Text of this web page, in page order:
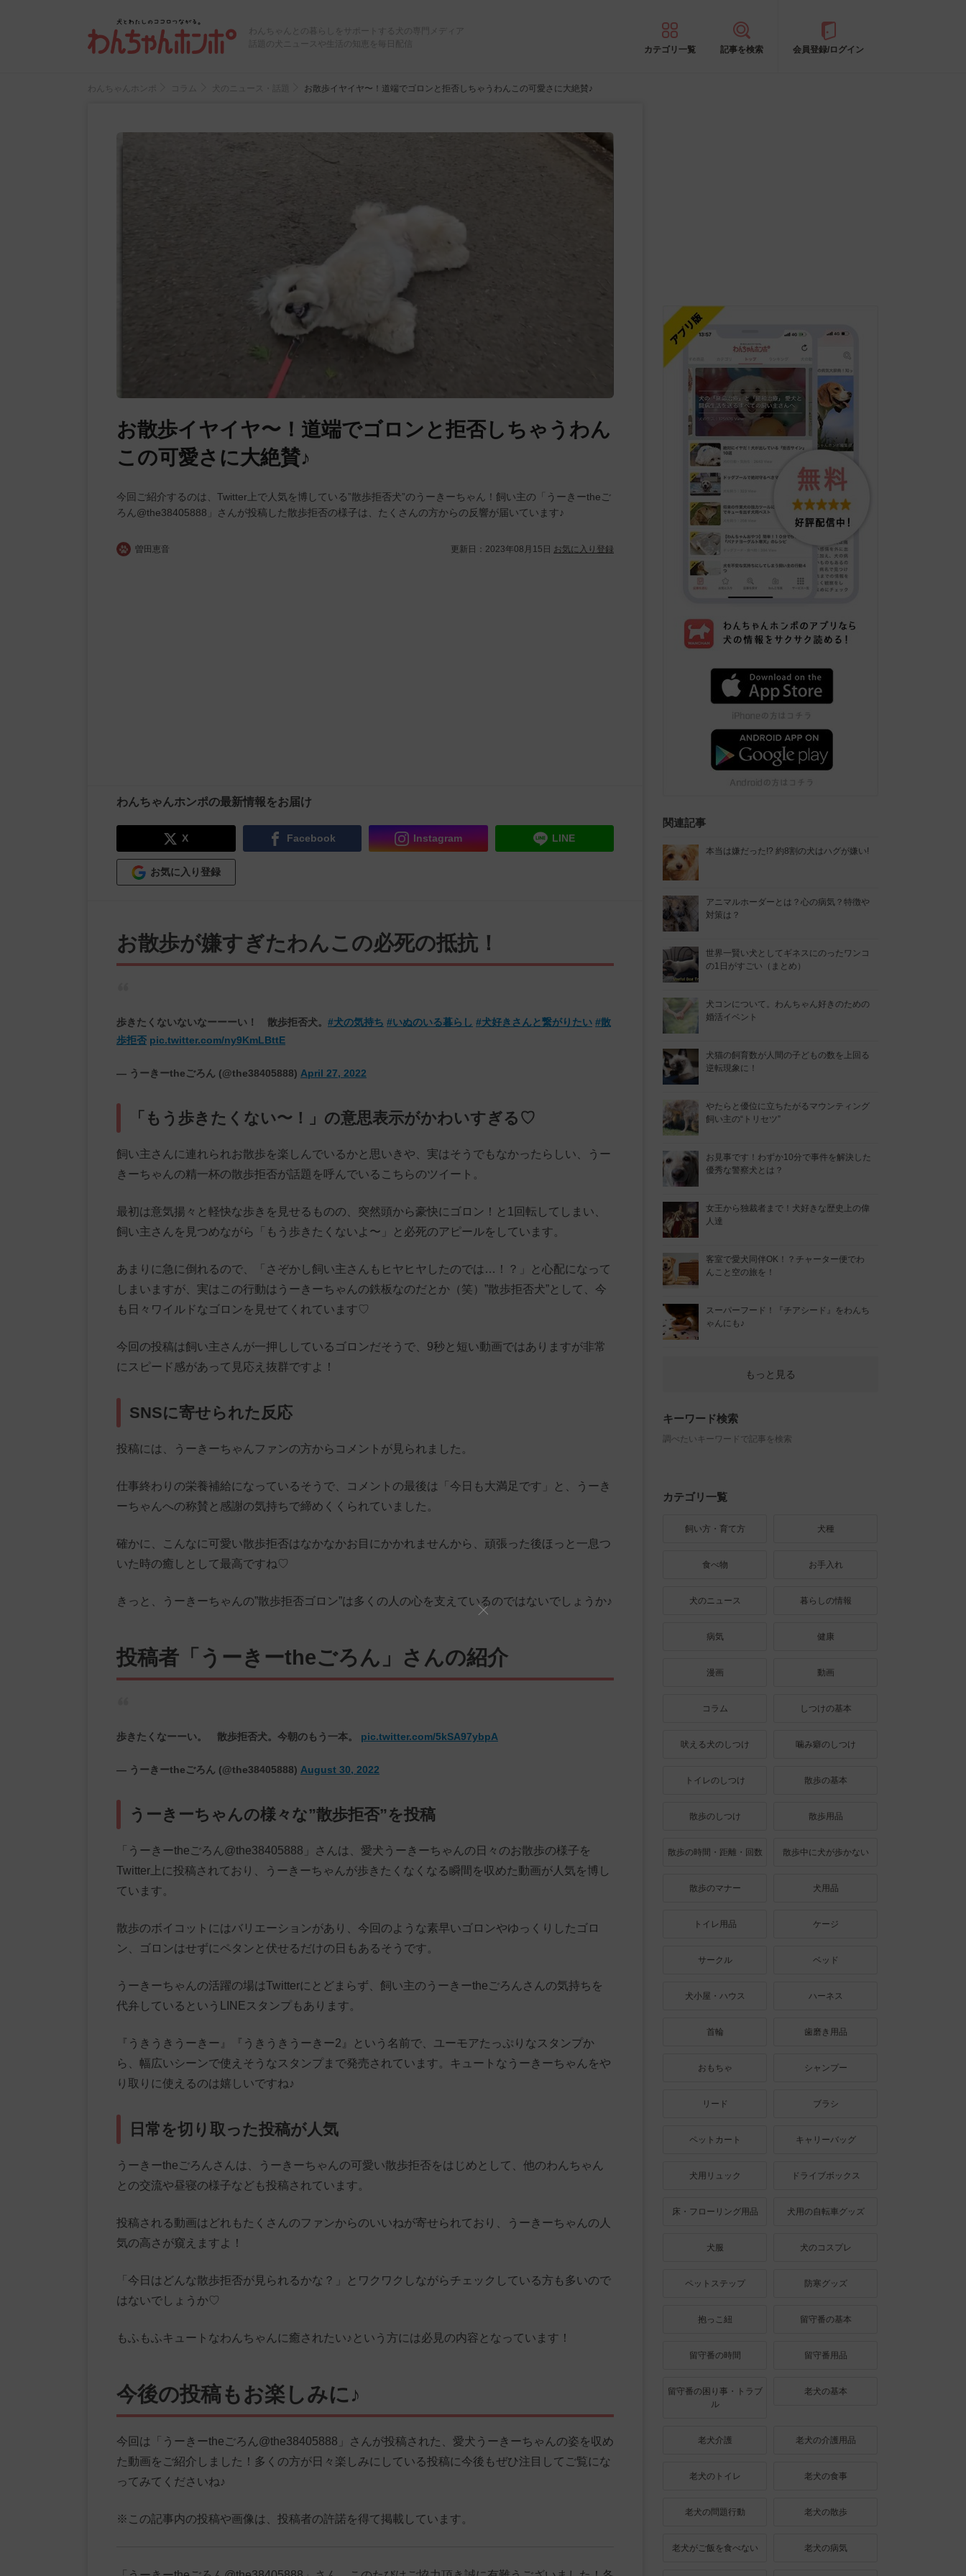
わんちゃんとの暮らしをサポートする犬の専門メディア
話題の犬ニュースや生活の知恵を毎日配信
カテゴリ一覧 記事を検索 会員登録/ログイン
わんちゃんホンポ コラム 犬のニュース・話題 お散歩イヤイヤ〜！道端でゴロンと拒否しちゃうわんこの可愛さに大絶賛♪
お散歩イヤイヤ〜！道端でゴロンと拒否しちゃうわん
この可愛さに大絶賛♪
今回ご紹介するのは、Twitter上で人気を博している”散歩拒否犬”のうーきーちゃん！飼い主の「うーきーtheご
ろん@the38405888」さんが投稿した散歩拒否の様子は、たくさんの方からの反響が届いています♪
曽田恵音 更新日： 2023年08月15日 お気に入り登録
わんちゃんホンポの最新情報をお届け
X Facebook Instagram LINE
お気に入り登録
お散歩が嫌すぎたわんこの必死の抵抗！
歩きたくないないなーーーい！ 散歩拒否犬。 #犬の気持ち #いぬのいる暮らし #犬好きさんと繋がりたい #散
歩拒否 pic.twitter.com/ny9KmLBttE
— うーきーtheごろん (@the38405888) April 27, 2022
「もう歩きたくない〜！」の意思表示がかわいすぎる♡
飼い主さんに連れられお散歩を楽しんでいるかと思いきや、実はそうでもなかったらしい、うー
きーちゃんの精一杯の散歩拒否が話題を呼んでいるこちらのツイート。
最初は意気揚々と軽快な歩きを見せるものの、突然頭から豪快にゴロン！と1回転してしまい、
飼い主さんを見つめながら「もう歩きたくないよ〜」と必死のアピールをしています。
あまりに急に倒れるので、「さぞかし飼い主さんもヒヤヒヤしたのでは…！？」と心配になって
しまいますが、実はこの行動はうーきーちゃんの鉄板なのだとか（笑）”散歩拒否犬”として、今
も日々ワイルドなゴロンを見せてくれています♡
今回の投稿は飼い主さんが一押ししているゴロンだそうで、9秒と短い動画ではありますが非常
にスピード感があって見応え抜群ですよ！
SNSに寄せられた反応
投稿には、うーきーちゃんファンの方からコメントが見られました。
仕事終わりの栄養補給になっているそうで、コメントの最後は「今日も大満足です」と、うーき
ーちゃんへの称賛と感謝の気持ちで締めくくられていました。
確かに、こんなに可愛い散歩拒否はなかなかお目にかかれませんから、頑張った後ほっと一息つ
いた時の癒しとして最高ですね♡
きっと、うーきーちゃんの”散歩拒否ゴロン”は多くの人の心を支えているのではないでしょうか♪
投稿者「うーきーtheごろん」さんの紹介
歩きたくなーーい。 散歩拒否犬。今朝のもう一本。 pic.twitter.com/5kSA97ybpA
— うーきーtheごろん (@the38405888) August 30, 2022
うーきーちゃんの様々な”散歩拒否”を投稿
「うーきーtheごろん@the38405888」さんは、愛犬うーきーちゃんの日々のお散歩の様子を
Twitter上に投稿されており、うーきーちゃんが歩きたくなくなる瞬間を収めた動画が人気を博し
ています。
散歩のボイコットにはバリエーションがあり、今回のような素早いゴロンやゆっくりしたゴロ
ン、ゴロンはせずにペタンと伏せるだけの日もあるそうです。
うーきーちゃんの活躍の場はTwitterにとどまらず、飼い主のうーきーtheごろんさんの気持ちを
代弁しているというLINEスタンプもあります。
『うきうきうーきー』『うきうきうーきー2』という名前で、ユーモアたっぷりなスタンプか
ら、幅広いシーンで使えそうなスタンプまで発売されています。キュートなうーきーちゃんをや
り取りに使えるのは嬉しいですね♪
日常を切り取った投稿が人気
うーきーtheごろんさんは、うーきーちゃんの可愛い散歩拒否をはじめとして、他のわんちゃん
との交流や昼寝の様子なども投稿されています。
投稿される動画はどれもたくさんのファンからのいいねが寄せられており、うーきーちゃんの人
気の高さが窺えますよ！
「今日はどんな散歩拒否が見られるかな？」とワクワクしながらチェックしている方も多いので
はないでしょうか♡
もふもふキュートなわんちゃんに癒されたい♪という方には必見の内容となっています！
今後の投稿もお楽しみに♪
今回は「うーきーtheごろん@the38405888」さんが投稿された、愛犬うーきーちゃんの姿を収め
た動画をご紹介しました！多くの方が日々楽しみにしている投稿に今後もぜひ注目してご覧にな
ってみてくださいね♪
※この記事内の投稿や画像は、投稿者の許諾を得て掲載しています。
関連記事
本当は嫌だった!? 約8割の犬はハグが嫌い!
アニマルホーダーとは？心の病気？特徴や
対策は？
世界一賢い犬としてギネスにのったワンコ
の1日がすごい（まとめ）
犬コンについて。わんちゃん好きのための
婚活イベント
犬猫の飼育数が人間の子どもの数を上回る
逆転現象に！
やたらと優位に立ちたがるマウンティング
飼い主の“トリセツ”
お見事です！わずか10分で事件を解決した
優秀な警察犬とは？
女王から独裁者まで！犬好きな歴史上の偉
人達
客室で愛犬同伴OK！？チャーター便でわ
んこと空の旅を！
スーパーフード！『チアシード』をわんち
ゃんにも♪
もっと見る
キーワード検索
調べたいキーワードで記事を検索
カテゴリ一覧
飼い方・育て方 犬種
食べ物 お手入れ
犬のニュース 暮らしの情報
病気 健康
漫画 動画
コラム しつけの基本
吠える犬のしつけ 噛み癖のしつけ
トイレのしつけ 散歩の基本
散歩のしつけ 散歩用品
散歩の時間・距離・回数 散歩中に犬が歩かない
散歩のマナー 犬用品
トイレ用品 ケージ
サークル ベッド
犬小屋・ハウス ハーネス
首輪 歯磨き用品
おもちゃ シャンプー
リード ブラシ
ペットカート キャリーバッグ
犬用リュック ドライブボックス
床・フローリング用品 犬用の自転車グッズ
犬服 犬のコスプレ
ペットステップ 防寒グッズ
抱っこ紐 留守番の基本
留守番の時間 留守番用品
留守番の困り事・トラブ
ル
老犬の基本
老犬介護 老犬の介護用品
老犬のトイレ 老犬の食事
老犬の問題行動 老犬の散歩
老犬がご飯を食べない 老犬の病気